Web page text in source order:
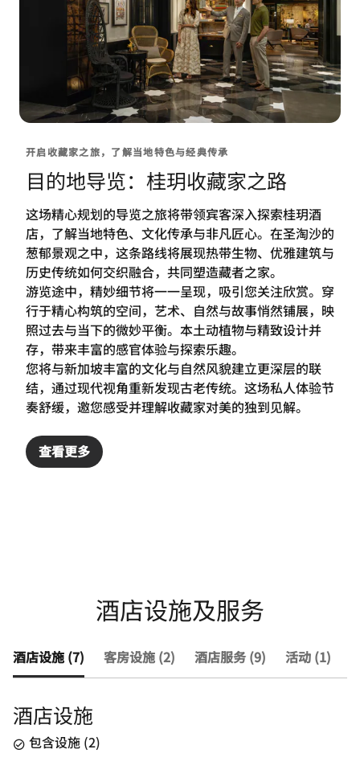
开启收藏家之旅，了解当地特色与经典传承
目的地导览：桂玥收藏家之路
这场精心规划的导览之旅将带领宾客深入探索桂玥酒
店，了解当地特色、文化传承与非凡匠心。在圣淘沙的
葱郁景观之中，这条路线将展现热带生物、优雅建筑与
历史传统如何交织融合，共同塑造藏者之家。
游览途中，精妙细节将一一呈现，吸引您关注欣赏。穿
行于精心构筑的空间，艺术、自然与故事悄然铺展，映
照过去与当下的微妙平衡。本土动植物与精致设计并
存，带来丰富的感官体验与探索乐趣。
您将与新加坡丰富的文化与自然风貌建立更深层的联
结，通过现代视角重新发现古老传统。这场私人体验节
奏舒缓，邀您感受并理解收藏家对美的独到见解。
查看更多
酒店设施及服务
酒店设施 (7) 客房设施 (2) 酒店服务 (9) 活动 (1)
酒店设施
包含设施 (2)